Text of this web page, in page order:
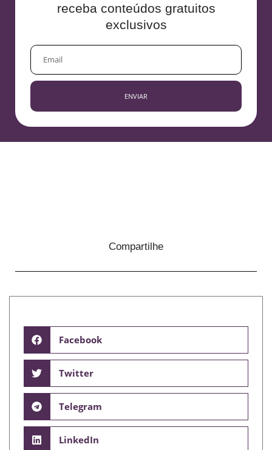
receba conteúdos gratuitos
exclusivos
EMAIL
ENVIAR
Compartilhe
Facebook
Twitter
Telegram
LinkedIn